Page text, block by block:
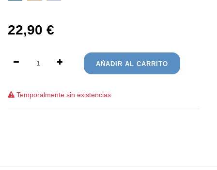
22,90 €
AÑADIR AL CARRITO
Temporalmente sin existencias